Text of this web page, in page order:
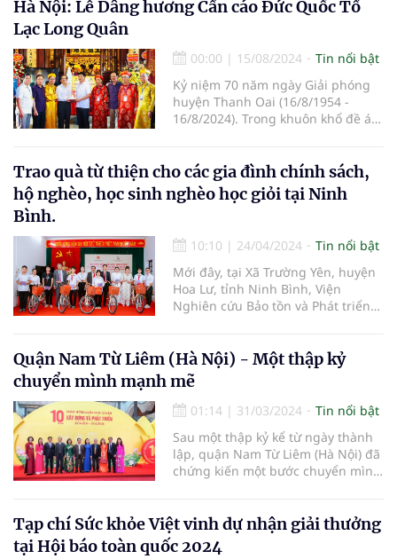
Hà Nội: Lễ Dâng hương Cẩn cáo Đức Quốc Tổ
Lạc Long Quân
00:00 | 15/08/2024
Tin nổi bật
Kỷ niệm 70 năm ngày Giải phóng
huyện Thanh Oai (16/8/1954 -
16/8/2024). Trong khuôn khổ đề án
Giáo hội Phật giáo Việt Nam, Hội
Nam y Việt Nam, và Chương trình
truyền thông Việt đồng hành cùng
động văn hóa cội nguồn đã được
triển khai trong suốt hai năm qua.
Trao quà từ thiện cho các gia đình chính sách,
hộ nghèo, học sinh nghèo học giỏi tại Ninh
Bình.
10:10 | 24/04/2024
Tin nổi bật
Mới đây, tại Xã Trường Yên, huyện
Hoa Lư, tỉnh Ninh Bình, Viện
Nghiên cứu Bảo tồn và Phát triển
dược học cổ truyền (thuộc Hội
Nghiên cứu Khoa học về Đông
Nam Á – Việt Nam) phối hợp với
các cơ quan hữu quan tổ chức
Giáp Thìn 2024”, Dựlễ dâng hương
Đền thờ Vua Đinh Tiên Hoàng và
làm từ thiện tại xã Trường Yên,
Quận Nam Từ Liêm (Hà Nội) - Một thập kỷ
chuyển mình mạnh mẽ
01:14 | 31/03/2024
Tin nổi bật
Sau một thập kỷ kể từ ngày thành
lập, quận Nam Từ Liêm (Hà Nội) đã
chứng kiến một bước chuyển mình
mạo đô thị văn minh và hiện đại.
Tạp chí Sức khỏe Việt vinh dự nhận giải thưởng
tại Hội báo toàn quốc 2024